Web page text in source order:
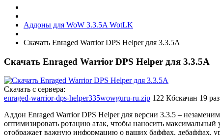
Аддоны для WoW 3.3.5A WotLK
Скачать Enraged Warrior DPS Helper для 3.3.5А
Скачать Enraged Warrior DPS Helper для 3.3.5А
Скачать с сервера:
enraged-warrior-dps-helper335wowguru-ru.zip 122 Кбскачан 19 раз
Аддон Enraged Warrior DPS Helper для версии 3.3.5 –
оптимизировать ротацию атак, чтобы наносить
отображает важную информацию о ваших баффах, дебаффах,